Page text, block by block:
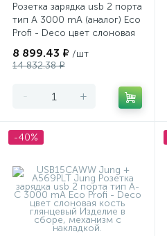
Розетка зарядка usb 2 порта
тип А 3000 mA (аналог) Eco
Profi - Deco цвет слоновая
8 899.43 ₽ /шт
14 832.38 ₽
- +
-40%